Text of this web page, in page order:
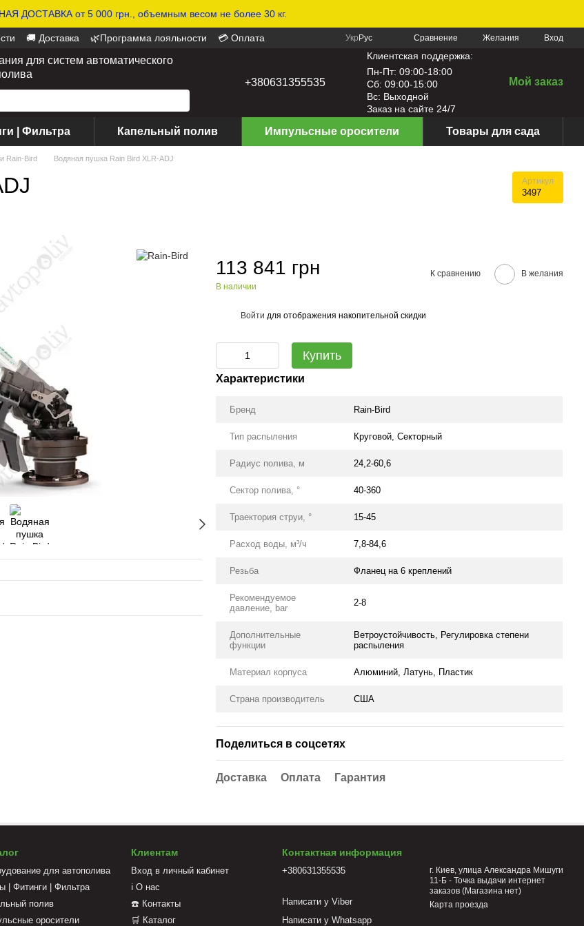
ДОСТАВКА от 5 000 грн., объемным весом не более 30 кг.
🚚 Доставка 🌿Программа лояльности
💳 Оплата
Укр Рус Сравнение Желания Вход
для систем автоматического
+380631355535
Клиентская поддержка:
Пн-Пт: 09:00-18:00
Сб: 09:00-15:00
Вс: Выходной
Заказ на сайте 24/7
Мой заказ
| Фильтра Капельный полив Импульсные оросители Товары для сада
Rain-Bird Водяная пушка Rain Bird XLR-ADJ
Артикул
3497
113 841 грн
В наличии
К сравнению В желания
Войти для отображения накопительной скидки
Купить
Характеристики
Бренд Rain-Bird
Тип распыления Круговой, Секторный
Радиус полива, м 24,2-60,6
Сектор полива, ° 40-360
Траектория струи, ° 15-45
Расход воды, м³/ч 7,8-84,6
Резьба Фланец на 6 креплений
Рекомендуемое
давление, bar
2-8
Дополнительные
функции
Ветроустойчивость, Регулировка степени
распыления
Материал корпуса Алюминий, Латунь, Пластик
Страна производитель США
Поделиться в соцсетях
Доставка Оплата Гарантия
для автополива
| Фитинги | Фильтра
полив
оросители
Клиентам
Вход в личный кабинет
ℹ️ О нас
☎️ Контакты
🛒 Каталог
Контактная информация
+380631355535
Написати у Viber
Написати у Whatsapp
г. Киев, улица Александра Мишуги
11-Б - Точка выдачи интернет
заказов (Магазина нет)
Карта проезда